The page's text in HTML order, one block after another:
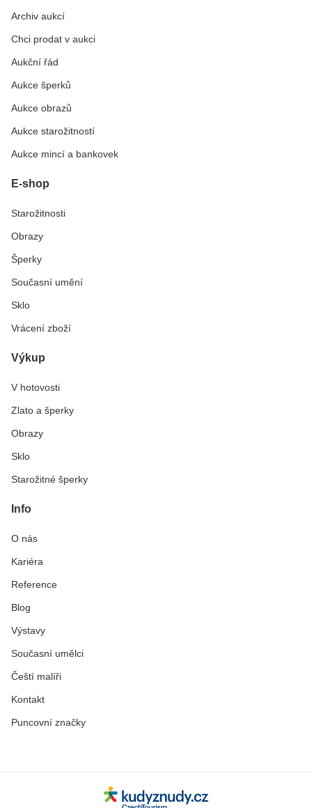
Archiv aukcí
Chci prodat v aukci
Aukční řád
Aukce šperků
Aukce obrazů
Aukce starožitností
Aukce mincí a bankovek
E-shop
Starožitnosti
Obrazy
Šperky
Současní umění
Sklo
Vrácení zboží
Výkup
V hotovosti
Zlato a šperky
Obrazy
Sklo
Starožitné šperky
Info
O nás
Kariéra
Reference
Blog
Výstavy
Současní umělci
Čeští malíři
Kontakt
Puncovní značky